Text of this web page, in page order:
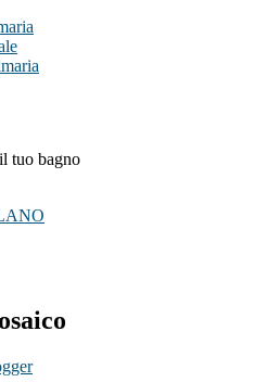
tuo bagno